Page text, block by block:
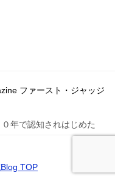
ファースト・ジャッジ
０年で認知されはじめた
TOP